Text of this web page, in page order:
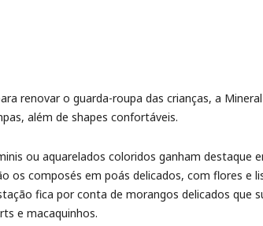
renovar o guarda-roupa das crianças, a
além de shapes confortáveis.
ou aquarelados coloridos ganham destaque
os composés em poás delicados, com flores e
fica por conta de morangos delicados que
e macaquinhos.